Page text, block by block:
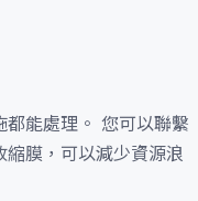
能處理。 您可以聯繫
膜，可以減少資源浪